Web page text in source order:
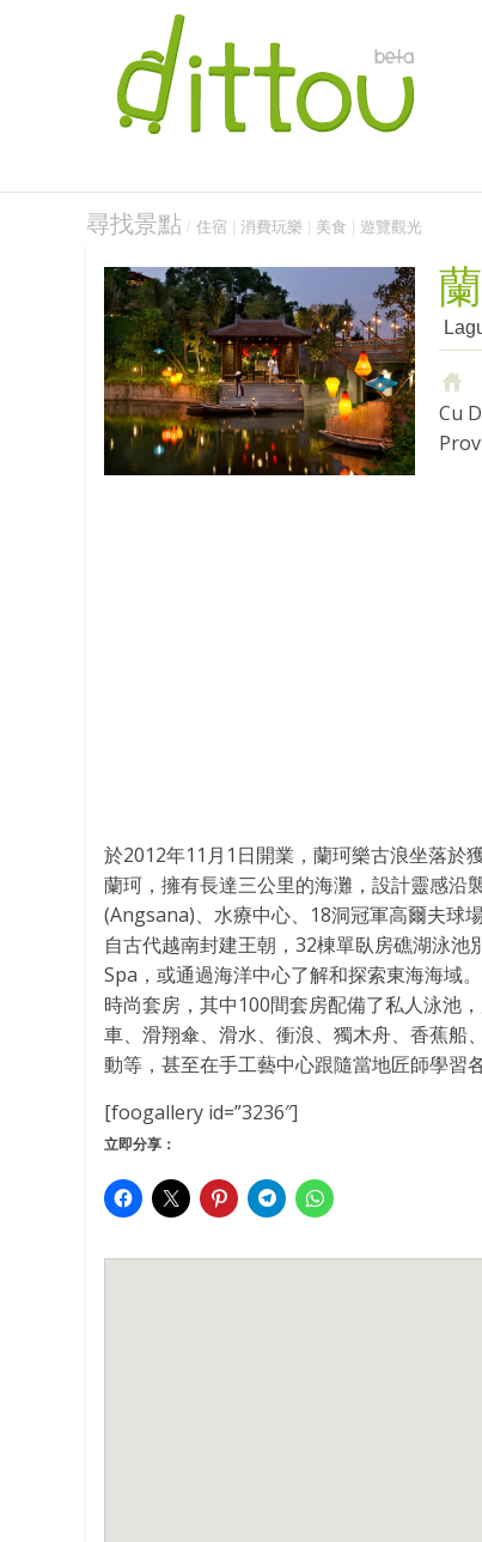
尋找景點 / 住宿 消費玩樂 美食 遊覽觀光
Cu
於2012年11月1日開業，蘭珂樂古浪坐落於
蘭珂，擁有長達三公里的海灘，設計靈感
(Angsana)、水療中心、18洞冠軍高爾夫球
自古代越南封建王朝，32棟單臥房礁湖泳
Spa，或通過海​​洋中心了解和探索東海海域
時尚套房，其中100間套房配備了私人泳池
車、滑翔傘、滑水、衝浪、獨木舟、香蕉船
動等，甚至在手工藝中心跟隨當地匠師學習
[foogallery id=”3236″]
立即分享：